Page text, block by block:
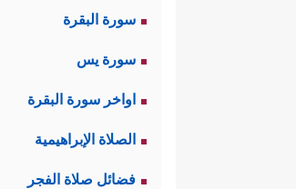
سورة البقرة
سورة يس
اواخر سورة البقرة
الصلاة الإبراهيمية
فضائل صلاة الفجر